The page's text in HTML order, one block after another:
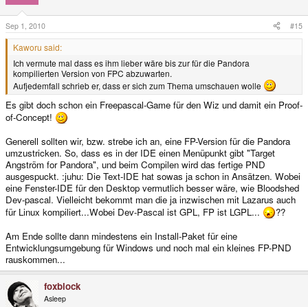
Sep 1, 2010 #15
Kaworu said:
Ich vermute mal dass es ihm lieber wäre bis zur für die Pandora
kompilierten Version von FPC abzuwarten.
Aufjedemfall schrieb er, dass er sich zum Thema umschauen wolle
Es gibt doch schon ein Freepascal-Game für den Wiz und damit ein Proof-
of-Concept!
Generell sollten wir, bzw. strebe ich an, eine FP-Version für die Pandora
umzustricken. So, dass es in der IDE einen Menüpunkt gibt "Target
Angström for Pandora", und beim Compilen wird das fertige PND
ausgespuckt. :juhu: Die Text-IDE hat sowas ja schon in Ansätzen. Wobei
eine Fenster-IDE für den Desktop vermutlich besser wäre, wie Bloodshed
Dev-pascal. Vielleicht bekommt man die ja inzwischen mit Lazarus auch
für Linux kompiliert...Wobei Dev-Pascal ist GPL, FP ist LGPL...
??
Am Ende sollte dann mindestens ein Install-Paket für eine
Entwicklungsumgebung für Windows und noch mal ein kleines FP-PND
rauskommen...
foxblock
Asleep